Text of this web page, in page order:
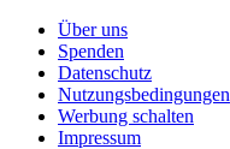
Über uns
Spenden
Datenschutz
Nutzungsbedingungen
Werbung schalten
Impressum